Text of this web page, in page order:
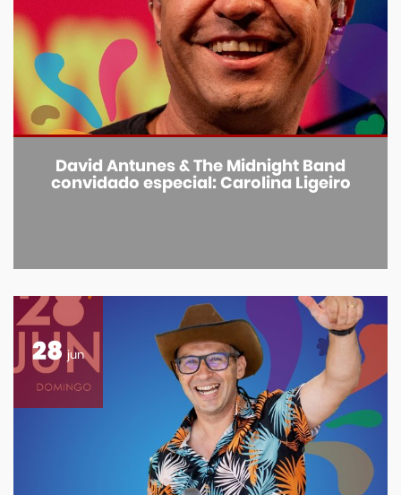
David Antunes & The Midnight Band
convidado especial: Carolina Ligeiro
28 jun